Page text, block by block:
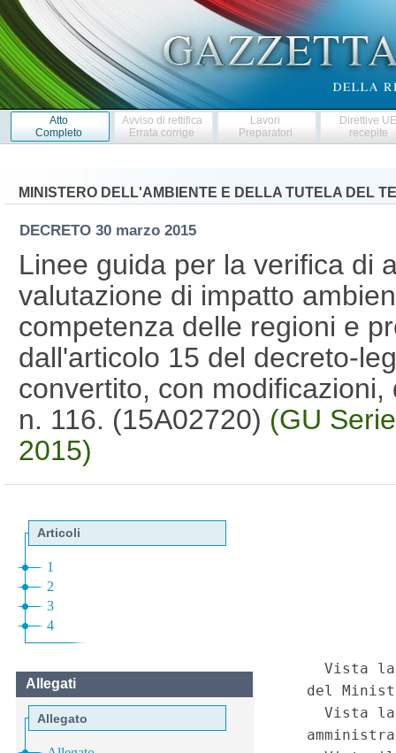
Atto
Completo
Avviso di rettifica
Errata corrige
Lavori
Preparatori
Direttive
recepite
MINISTERO DELL'AMBIENTE E DELLA TUTELA DEL
DECRETO 30 marzo 2015
Linee guida per la verifica di
valutazione di impatto
competenza delle regioni e
dall'articolo 15 del decreto-
convertito, con
n. 116. (15A02720) (GU
2015)